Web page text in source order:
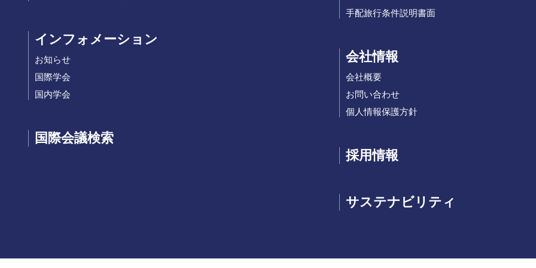
インフォメーション
お知らせ
国際学会
国内学会
国際会議検索
手配旅行条件説明書面
会社情報
会社概要
お問い合わせ
個人情報保護方針
採用情報
サステナビリティ